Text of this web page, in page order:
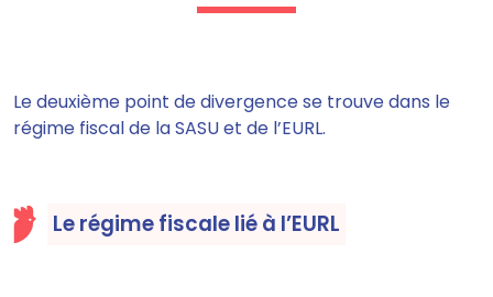
Le deuxième point de divergence se trouve dans le
régime fiscal de la SASU et de l’EURL.
Le régime fiscale lié à l’EURL